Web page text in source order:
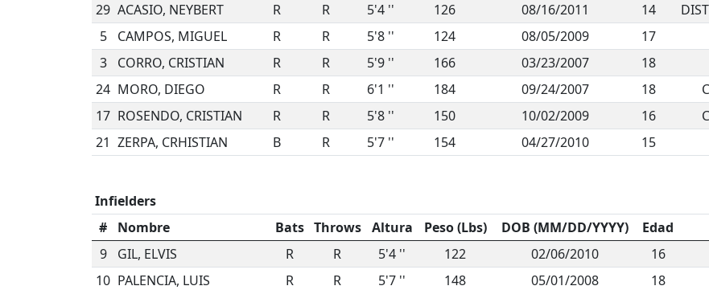
29 ACASIO, NEYBERT R R 5'4 '' 126 08/16/2011 14
5
CAMPOS, MIGUEL R R 5'8 '' 124 08/05/2009 17
3
CORRO, CRISTIAN R R 5'9 '' 166 03/23/2007 18
24 MORO, DIEGO R R 6'1 '' 184 09/24/2007 18
17 ROSENDO, CRISTIAN R R 5'8 '' 150 10/02/2009 16
21 ZERPA, CRHISTIAN B R 5'7 '' 154 04/27/2010 15
Infielders
#
Nombre Bats Throws Altura Peso (Lbs) DOB (MM/DD/YYYY) Edad
9
GIL, ELVIS R R 5'4 '' 122 02/06/2010 16
10 PALENCIA, LUIS R R 5'7 '' 148 05/01/2008 18